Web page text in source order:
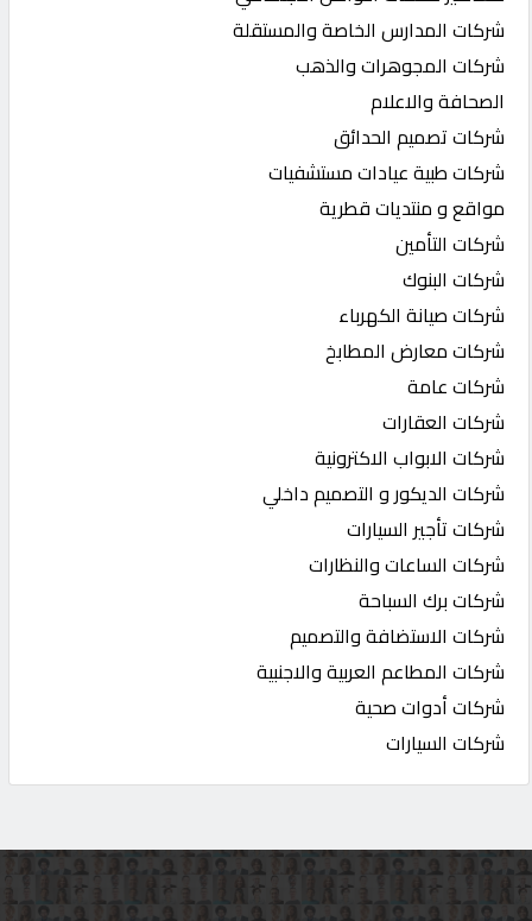
شركات المدارس الخاصة والمستقلة
شركات المجوهرات والذهب
الصحافة والاعلام
شركات تصميم الحدائق
شركات طبية عيادات مستشفيات
مواقع و منتديات قطرية
شركات التأمين
شركات البنوك
شركات صيانة الكهرباء
شركات معارض المطابخ
شركات عامة
شركات العقارات
شركات الابواب الاكترونية
شركات الديكور و التصميم داخلي
شركات تأجير السيارات
شركات الساعات والنظارات
شركات برك السباحة
شركات الاستضافة والتصميم
شركات المطاعم العربية والاجنبية
شركات أدوات صحية
شركات السيارات